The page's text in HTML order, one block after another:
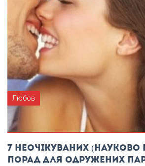
Любов
7 неочікуваних (науково
порад для одружених